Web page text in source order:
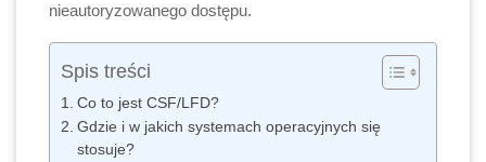
nieautoryzowanego dostępu.
Spis treści
Co to jest CSF/LFD?
Gdzie i w jakich systemach operacyjnych się
stosuje?